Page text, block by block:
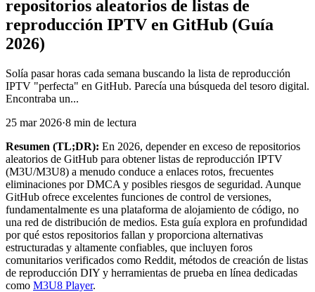
repositorios aleatorios de listas de
reproducción IPTV en GitHub (Guía
2026)
Solía pasar horas cada semana buscando la lista de reproducción
IPTV "perfecta" en GitHub. Parecía una búsqueda del tesoro digital.
Encontraba un...
25 mar 2026·8 min de lectura
Resumen (TL;DR): En 2026, depender en exceso de repositorios
aleatorios de GitHub para obtener listas de reproducción IPTV
(M3U/M3U8) a menudo conduce a enlaces rotos, frecuentes
eliminaciones por DMCA y posibles riesgos de seguridad. Aunque
GitHub ofrece excelentes funciones de control de versiones,
fundamentalmente es una plataforma de alojamiento de código, no
una red de distribución de medios. Esta guía explora en profundidad
por qué estos repositorios fallan y proporciona alternativas
estructuradas y altamente confiables, que incluyen foros
comunitarios verificados como Reddit, métodos de creación de listas
de reproducción DIY y herramientas de prueba en línea dedicadas
como M3U8 Player.